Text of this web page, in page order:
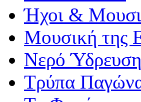
Ήχοι &
Μουσική της
Νερό Ύδρευση
Τρύπα